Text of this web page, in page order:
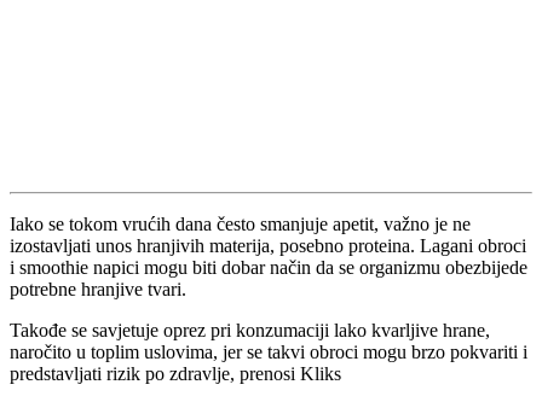
Iako se tokom vrućih dana često smanjuje apetit, važno je ne
izostavljati unos hranjivih materija, posebno proteina. Lagani obroci
i smoothie napici mogu biti dobar način da se organizmu obezbijede
potrebne hranjive tvari.
Takođe se savjetuje oprez pri konzumaciji lako kvarljive hrane,
naročito u toplim uslovima, jer se takvi obroci mogu brzo pokvariti i
predstavljati rizik po zdravlje, prenosi Kliks